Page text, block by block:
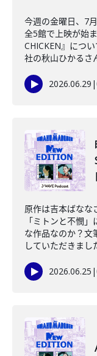
今週の金曜日、7
全5館で上映が始
CHICKEN』につ
社の秋山ひかるさ
2026.06.29 |
原作は吉本ばなな
「ミトンと不憫
な作品なのか？文
していただきま
2026.06.25 |